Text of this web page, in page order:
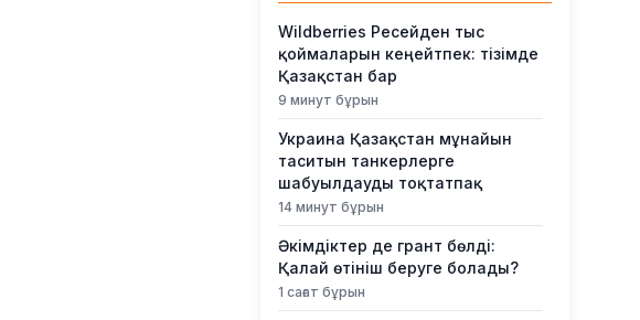
Wildberries Ресейден тыс
қоймаларын кеңейтпек: тізімде
Қазақстан бар
9 минут бұрын
Украина Қазақстан мұнайын
таситын танкерлерге
шабуылдауды тоқтатпақ
14 минут бұрын
Әкімдіктер де грант бөлді:
Қалай өтініш беруге болады?
1 сағат бұрын